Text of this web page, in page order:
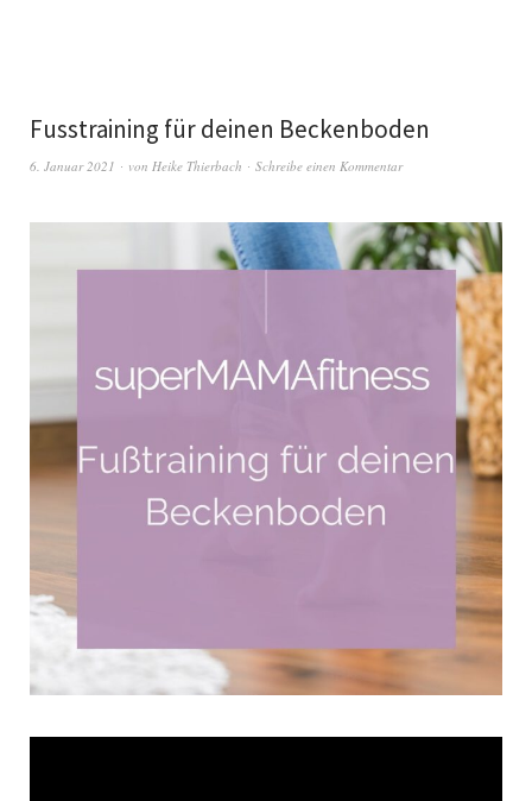
Fusstraining für deinen Beckenboden
6. Januar 2021 von Heike Thierbach Schreibe einen Kommentar